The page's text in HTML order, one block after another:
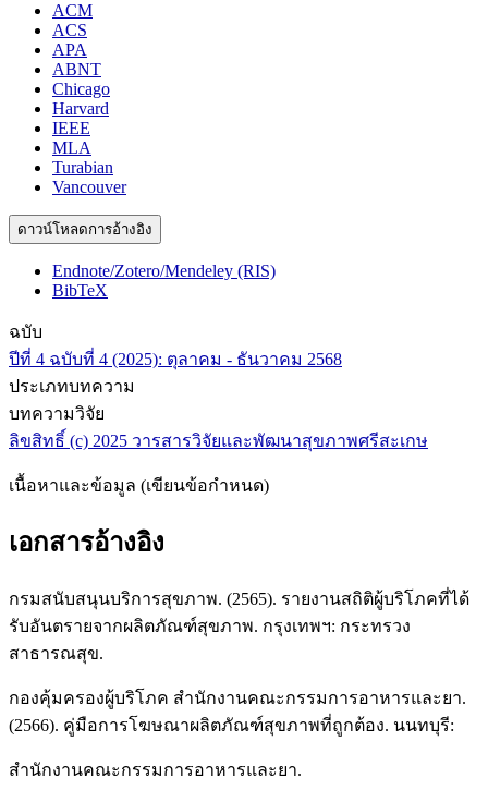
ACM
ACS
APA
ABNT
Chicago
Harvard
IEEE
MLA
Turabian
Vancouver
ดาวน์โหลดการอ้างอิง
Endnote/Zotero/Mendeley (RIS)
BibTeX
ฉบับ
ปีที่ 4 ฉบับที่ 4 (2025): ตุลาคม - ธันวาคม 2568
ประเภทบทความ
บทความวิจัย
ลิขสิทธิ์ (c) 2025 วารสารวิจัยและพัฒนาสุขภาพศรีสะเกษ
เนื้อหาและข้อมูล (เขียนข้อกำหนด)
เอกสารอ้างอิง
กรมสนับสนุนบริการสุขภาพ. (2565). รายงานสถิติผู้บริโภคที่ได้
รับอันตรายจากผลิตภัณฑ์สุขภาพ. กรุงเทพฯ: กระทรวง
สาธารณสุข.
กองคุ้มครองผู้บริโภค สำนักงานคณะกรรมการอาหารและยา.
(2566). คู่มือการโฆษณาผลิตภัณฑ์สุขภาพที่ถูกต้อง. นนทบุรี:
สำนักงานคณะกรรมการอาหารและยา.